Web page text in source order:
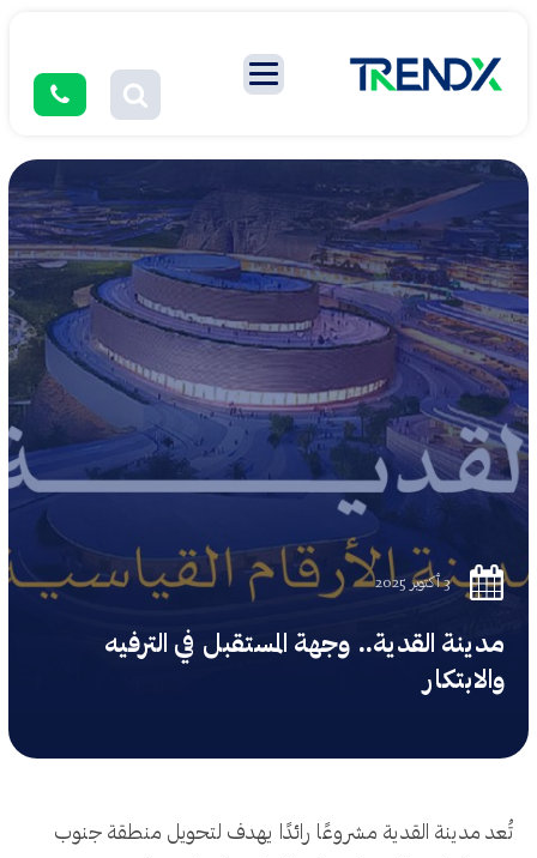
3 أكتوبر 2025
مدينة القدية.. وجهة المستقبل في الترفيه
والابتكار
تُعد مدينة القدية مشروعًا رائدًا يهدف لتحويل منطقة جنوب